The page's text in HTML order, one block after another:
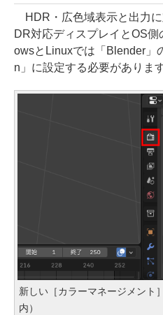
HDR・広色域表示と出力
DR対応ディスプレイとOS
owsとLinuxでは「Blender」
n」に設定する必要があります
新しい［カラーマネージメント
内）